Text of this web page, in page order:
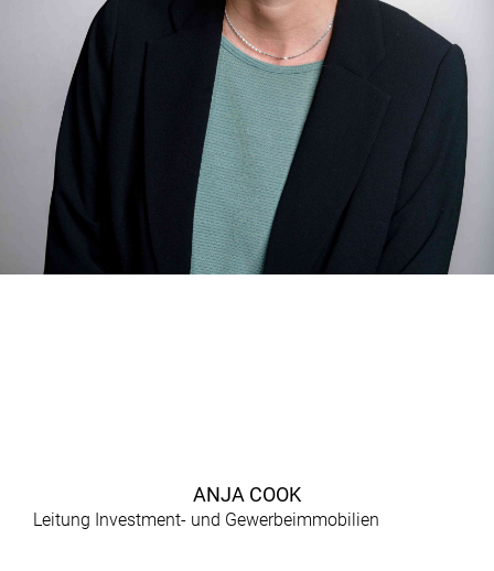
ANJA COOK
Leitung Investment- und Gewerbeimmobilien